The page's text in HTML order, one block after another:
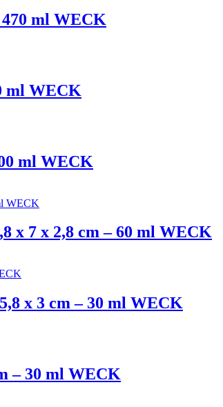
470 ml WECK
ml WECK
ml WECK
x 7 x 2,8 cm – 60 ml WECK
x 3 cm – 30 ml WECK
– 30 ml WECK